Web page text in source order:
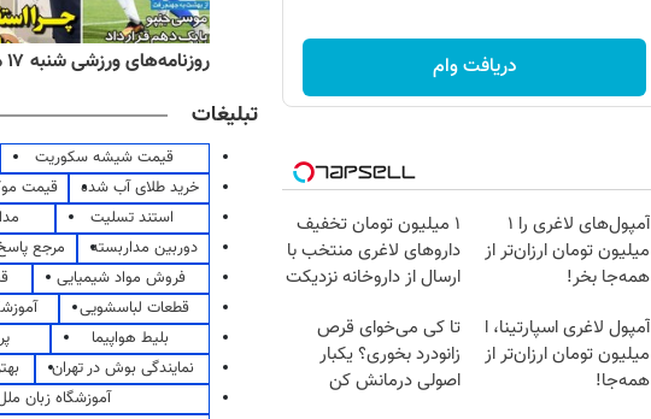
دریافت وام
آمپول‌های لاغری را ۱
میلیون تومان ارزان‌تر از
همه‌جا بخر!
۱ میلیون تومان تخفیف
داروهای لاغری منتخب با
ارسال از داروخانه نزدیکت
آمپول لاغری اسپارتینا، ا
میلیون تومان ارزان‌تر از
همه‌جا!
تا کی می‌خوای قرص
زانودرد بخوری؟ یکبار
اصولی درمانش کن
روزنامه‌های اقتصادی شنبه ۱۷ مرداد ۱۴۰۵ روزنامه‌های ورزشی شنبه ۱۷ مرداد ۱۴۰۵
تبلیغات
قیمت شیشه سکوریت
خرید طلای آب شده
قیمت
استند تسلیت
دوربین مداربسته
مرجع
فروش مواد شیمیایی
قطعات لباسشویی
بلیط هواپیما
نمایندگی بوش در تهران
آموزشگاه زبان